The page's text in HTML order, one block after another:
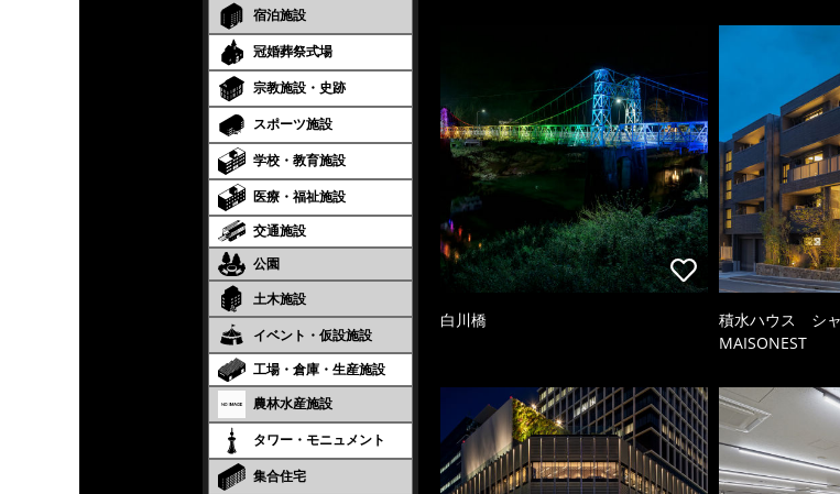
宿泊施設
冠婚葬祭式場
宗教施設・史跡
スポーツ施設
学校・教育施設
医療・福祉施設
交通施設
公園
土木施設
イベント・仮設施設
工場・倉庫・生産施設
農林水産施設
タワー・モニュメント
集合住宅
白川橋
積水ハウス シ
MAISONEST